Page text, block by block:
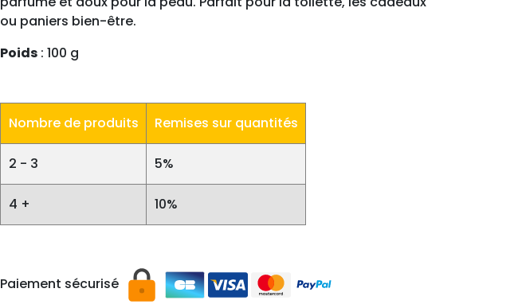
ou paniers bien-être.
Poids : 100 g
Nombre de produits Remises sur quantités
2 - 3 5%
4 + 10%
Paiement sécurisé